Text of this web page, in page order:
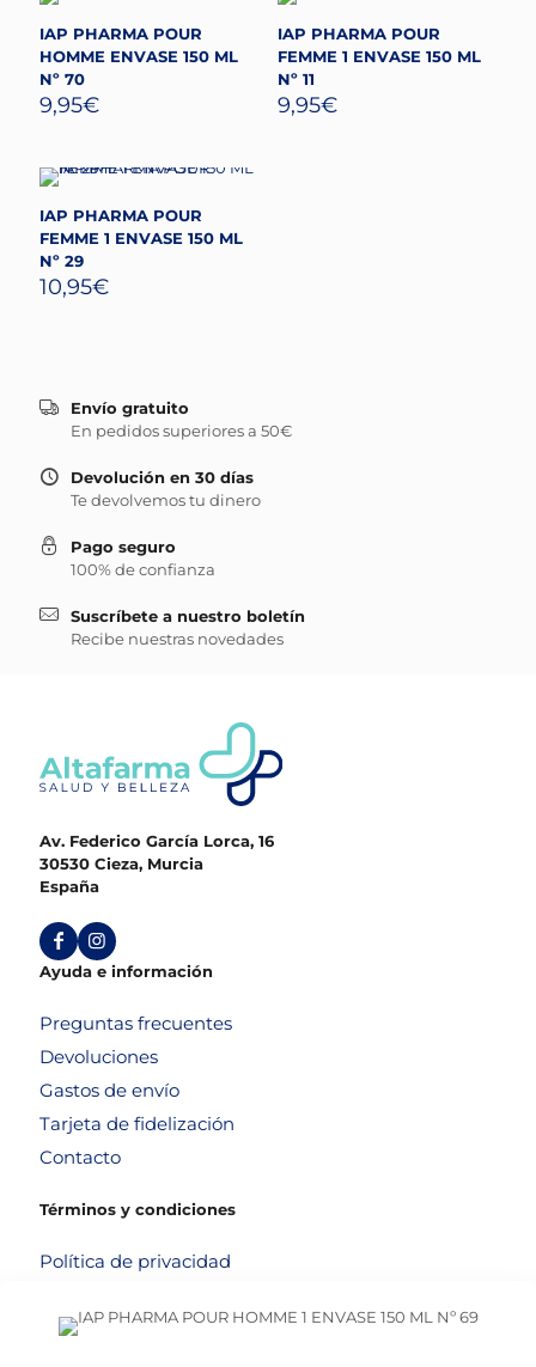
IAP PHARMA POUR
HOMME ENVASE 150 ML
Nº 70
9,95€
IAP PHARMA POUR
FEMME 1 ENVASE 150 ML
Nº 11
9,95€
IAP PHARMA POUR
FEMME 1 ENVASE 150 ML
Nº 29
10,95€
Envío gratuito
En pedidos superiores a 50€
Devolución en 30 días
Te devolvemos tu dinero
Pago seguro
100% de confianza
Suscríbete a nuestro boletín
Recibe nuestras novedades
Av. Federico García Lorca, 16
30530 Cieza, Murcia
España
Ayuda e información
Preguntas frecuentes
Devoluciones
Gastos de envío
Tarjeta de fidelización
Contacto
Términos y condiciones
Política de privacidad
Aviso legal